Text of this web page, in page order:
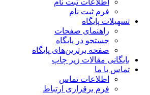
اطلاعات ثبت نام
فرم ثبت نام
تسهیلات پایگاه
راهنمای صفحات
جستجو در پایگاه
صفحه برترین‌های پایگاه
بایگانی مقالات زیر چاپ
تماس با ما
اطلاعات تماس
فرم برقراری ارتباط